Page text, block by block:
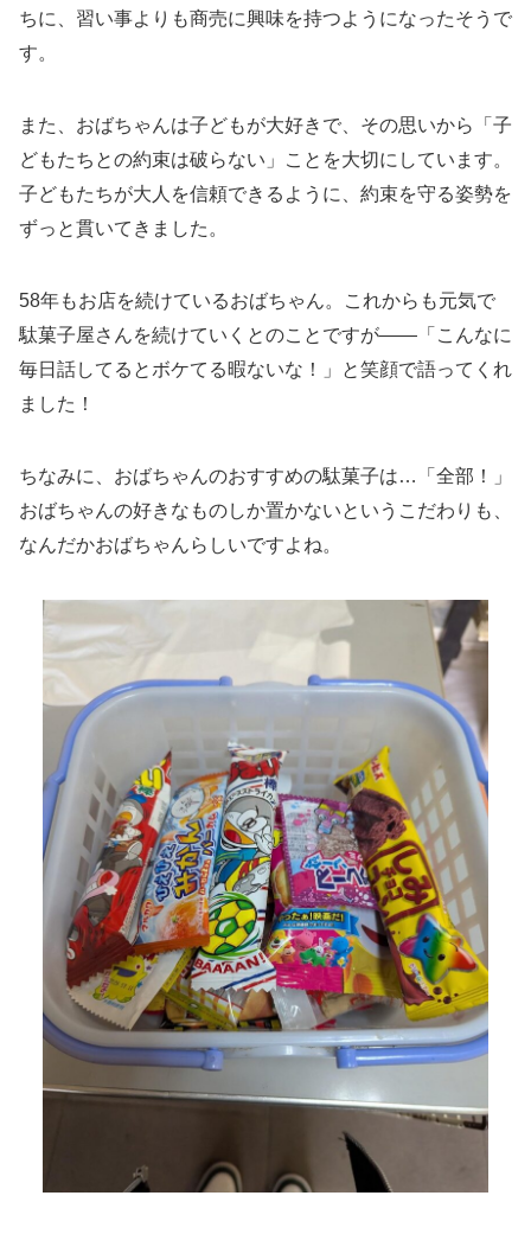
ちに、習い事よりも商売に興味を持つようになったそうで
す。
また、おばちゃんは子どもが大好きで、その思いから「子
どもたちとの約束は破らない」ことを大切にしています。
子どもたちが大人を信頼できるように、約束を守る姿勢を
ずっと貫いてきました。
58年もお店を続けているおばちゃん。これからも元気で
駄菓子屋さんを続けていくとのことですが――「こんなに
毎日話してるとボケてる暇ないな！」と笑顔で語ってくれ
ました！
ちなみに、おばちゃんのおすすめの駄菓子は…「全部！」
おばちゃんの好きなものしか置かないというこだわりも、
なんだかおばちゃんらしいですよね。